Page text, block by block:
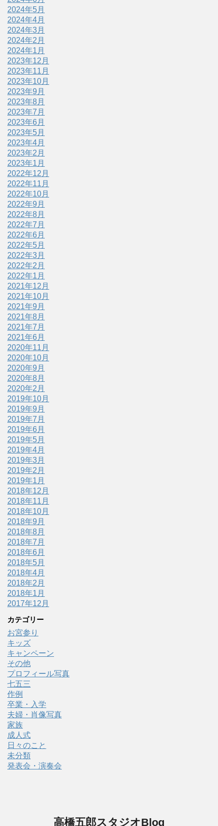
2024年5月
2024年4月
2024年3月
2024年2月
2024年1月
2023年12月
2023年11月
2023年10月
2023年9月
2023年8月
2023年7月
2023年6月
2023年5月
2023年4月
2023年2月
2023年1月
2022年12月
2022年11月
2022年10月
2022年9月
2022年8月
2022年7月
2022年6月
2022年5月
2022年3月
2022年2月
2022年1月
2021年12月
2021年10月
2021年9月
2021年8月
2021年7月
2021年6月
2020年11月
2020年10月
2020年9月
2020年8月
2020年2月
2019年10月
2019年9月
2019年7月
2019年6月
2019年5月
2019年4月
2019年3月
2019年2月
2019年1月
2018年12月
2018年11月
2018年10月
2018年9月
2018年8月
2018年7月
2018年6月
2018年5月
2018年4月
2018年2月
2018年1月
2017年12月
カテゴリー
お宮参り
キッズ
キャンペーン
その他
プロフィール写真
七五三
作例
卒業・入学
夫婦・肖像写真
家族
成人式
日々のこと
未分類
発表会・演奏会
高橋五郎スタジオBlog